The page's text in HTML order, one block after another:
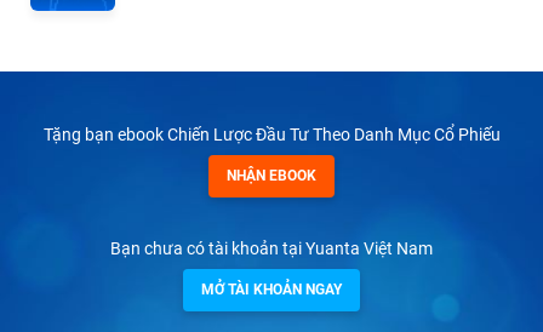
Tặng bạn ebook Chiến Lược Đầu Tư Theo Danh Mục Cổ Phiếu
NHẬN EBOOK
Bạn chưa có tài khoản tại Yuanta Việt Nam
MỞ TÀI KHOẢN NGAY